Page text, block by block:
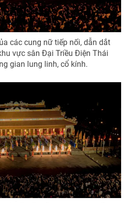
các cung nữ tiếp nối, dẫn dắt
vực sân Đại Triều Điện Thái
gian lung linh, cổ kính.